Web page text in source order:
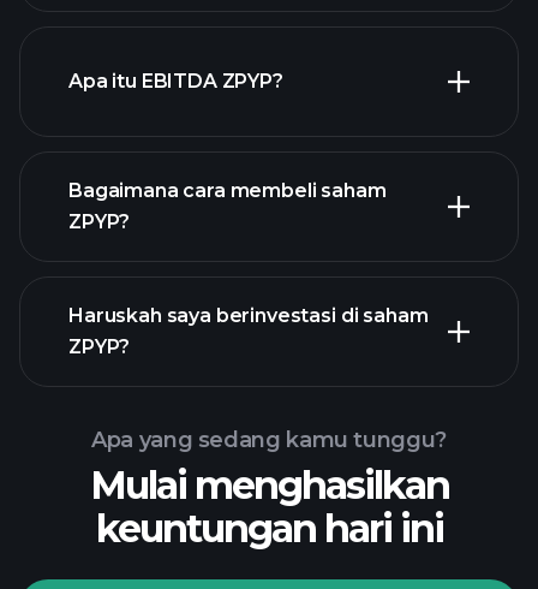
Apa itu EBITDA ZPYP?
laporan
keuangan ZPYP
Bagaimana cara membeli saham
ZPYP?
Turnamen
Playtrade
broker yang
Haruskah saya berinvestasi di saham
ZPYP?
Apa yang sedang kamu tunggu?
Mulai menghasilkan
keuntungan hari ini